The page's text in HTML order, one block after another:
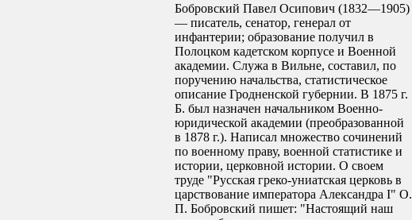
Бобровский Павел Осипович (1832—1905)
— писатель, сенатор, генерал от
инфантерии; образование получил в
Полоцком кадетском корпусе и Военной
академии. Служа в Вильне, составил, по
поручению начальства, статистическое
описание Гродненской губернии. В 1875 г.
Б. был назначен начальником Военно-
юридической академии (преобразованной
в 1878 г.). Написал множество сочинений
по военному праву, военной статистике и
истории, церковной истории. О своем
труде "Русская греко-униатская церковь в
царствование императора Александра I" О.
П. Бобровский пишет: "Настоящий наш